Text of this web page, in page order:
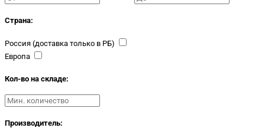
Страна:
Россия (доставка только в РБ)
Европа
Кол-во на складе:
Производитель: